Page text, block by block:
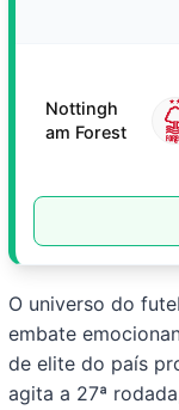
Nottingh
am Forest
O universo do
embate
de elite do país
agita a 27ª